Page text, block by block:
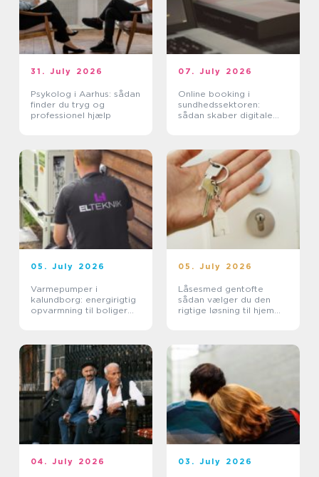
31. July 2026
Psykolog i Aarhus: sådan
finder du tryg og
professionel hjælp
07. July 2026
Online booking i
sundhedssektoren:
sådan skaber digitale
05. July 2026
Varmepumper i
kalundborg: energirigtig
opvarmning til boliger
05. July 2026
Låsesmed gentofte
sådan vælger du den
rigtige løsning til hjem
04. July 2026 03. July 2026